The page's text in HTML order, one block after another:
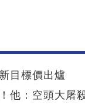
目標價出爐
他：空頭大屠